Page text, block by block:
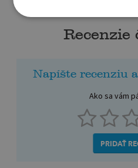
Napíšte recenziu
Ako sa vám
PRIDAŤ